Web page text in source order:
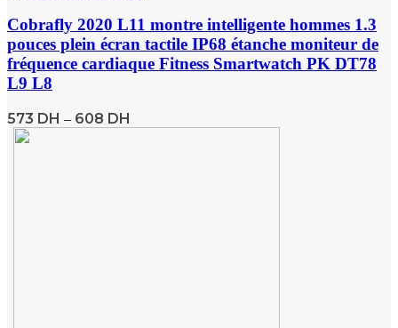
Cobrafly 2020 L11 montre intelligente hommes 1.3
pouces plein écran tactile IP68 étanche moniteur de
fréquence cardiaque Fitness Smartwatch PK DT78
L9 L8
573 DH – 608 DH